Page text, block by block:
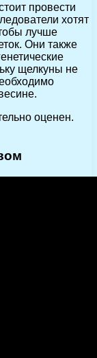
провести
хотят
лучше
Они также
щелкуны не
оценен.